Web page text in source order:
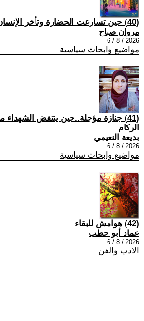
(40) حين تسارعت الحضارة وتأخر الإنسان✋…
مروان صباح
2026 / 8 / 6
مواضيع وابحاث سياسية
(41) جنازة مؤجلة..حين ينتفض
الركام
بديعة النعيمي
2026 / 8 / 6
مواضيع وابحاث سياسية
(42) هوامش للبقاء
عماد أبو حطب
2026 / 8 / 6
الادب والفن